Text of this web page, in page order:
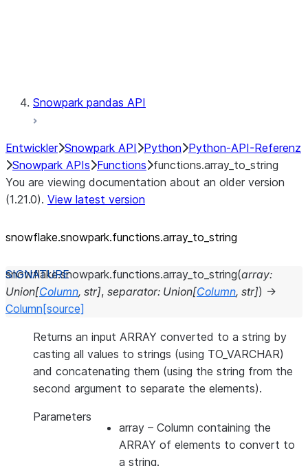
Snowpark pandas API
Entwickler Snowpark API Python Python-API-Referenz
Snowpark APIs Functions functions.array_to_string
You are viewing documentation about an older version
(1.21.0). View latest version
snowflake.snowpark.functions.array_ to_ string
snowflake.snowpark.functions.array_to_string(array:
Union[Column, str], separator: Union[Column, str]) →
Column [source]
Returns an input ARRAY converted to a string by
casting all values to strings (using TO_VARCHAR)
and concatenating them (using the string from the
second argument to separate the elements).
Parameters
array – Column containing the
ARRAY of elements to convert to
a string.